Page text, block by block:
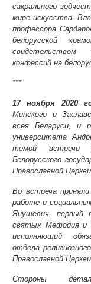
сакрального
мире искусства.
профессора
белорусской
свидетельством
конфессий на
***
17 ноября 2020
Минского и
всея Беларуси, и
университета
темой встречи
Белорусского
Православной
Во встреча
работе и
Янушевич, первый
святых Мефодия и
исполняющий
отдела
Православной
Стороны